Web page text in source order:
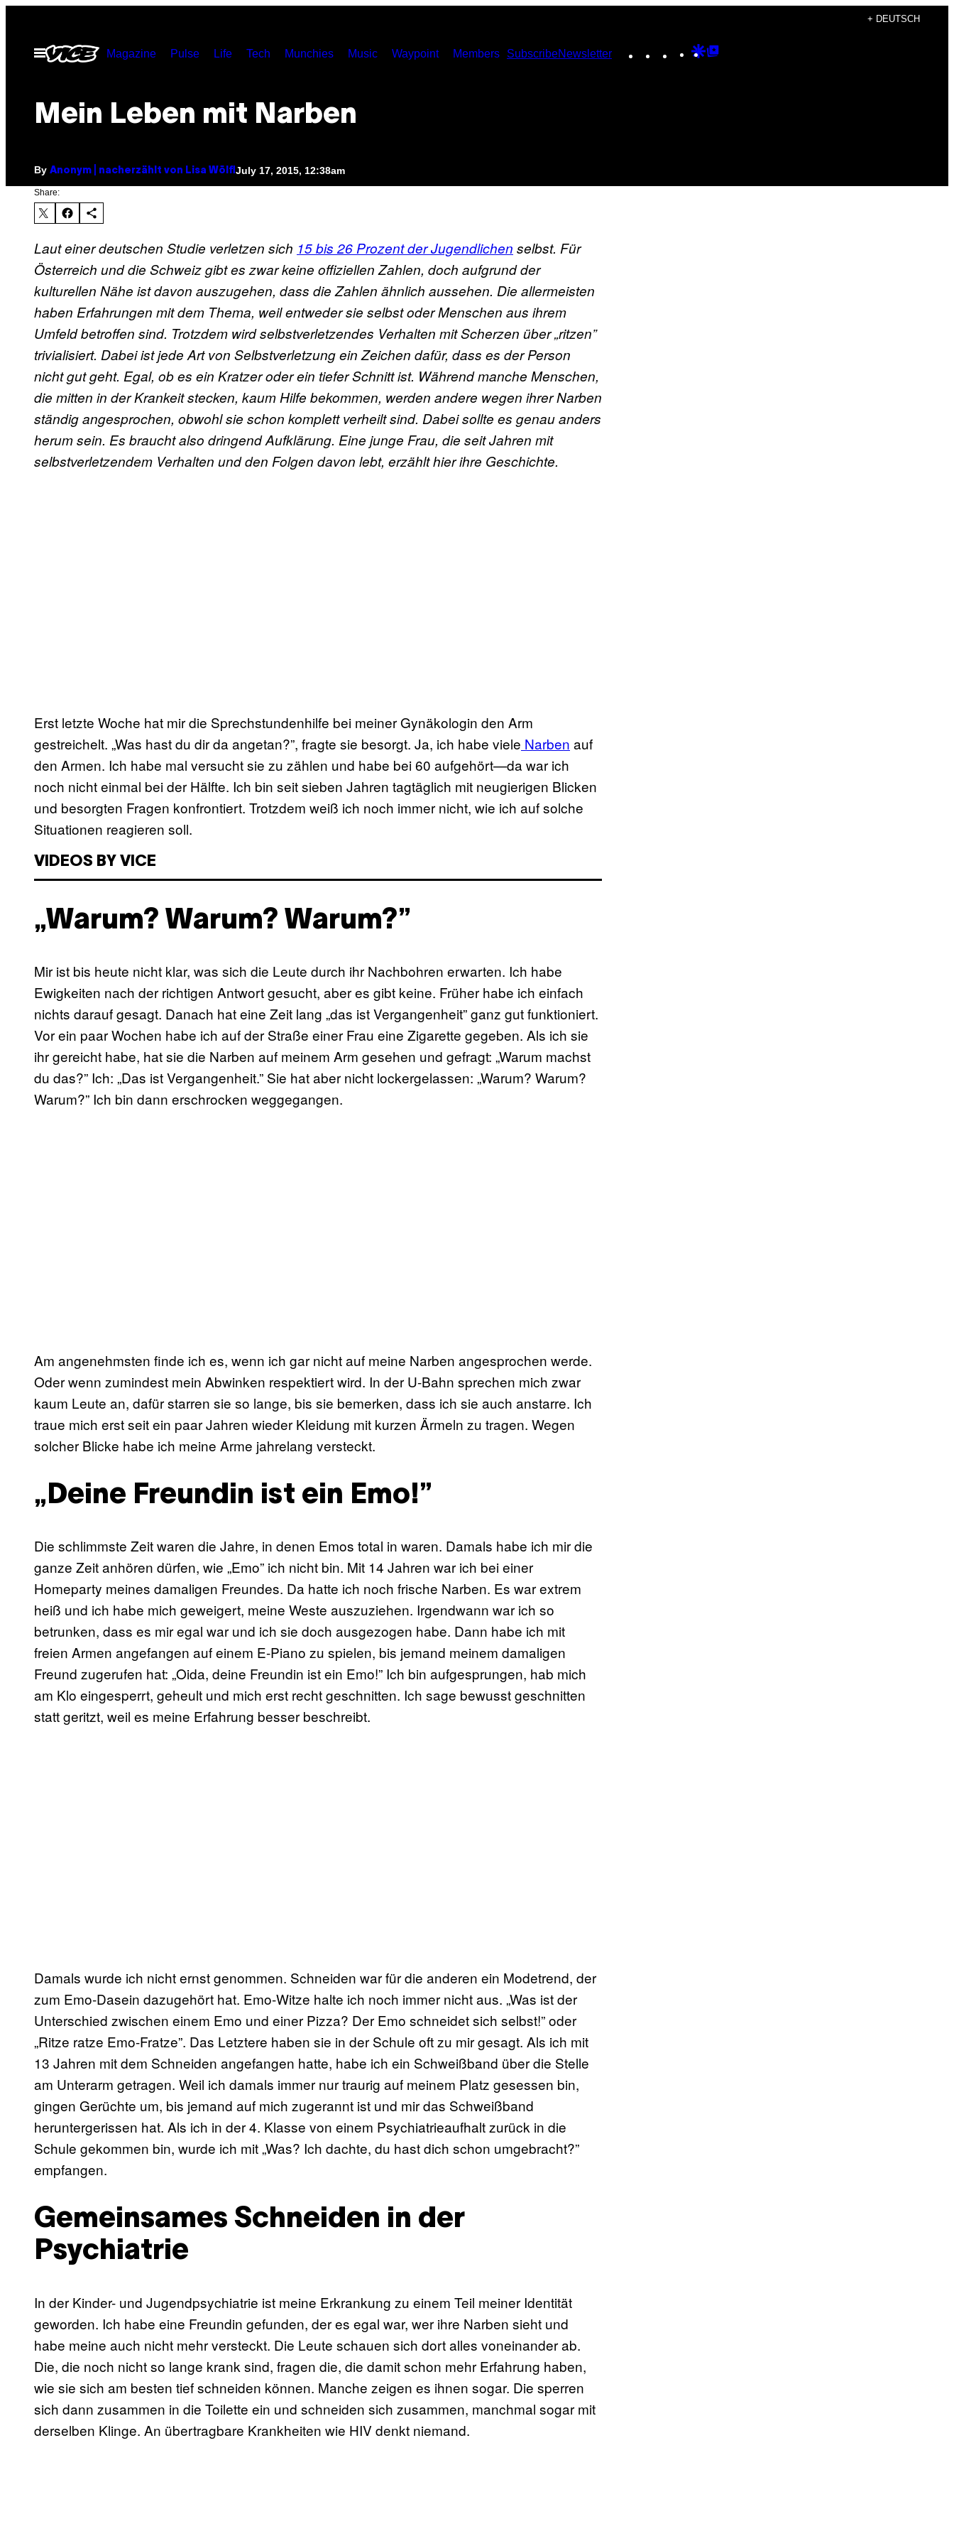
content
+ DEUTSCH
Open
Menu
Magazine Pulse Life Tech Munchies Music Waypoint Members SubscribeNewsletter Instagram
TikTokYouTube
Google
Mein Leben mit Narben
By Anonym | nacherzählt von Lisa Wölfl July 17, 2015, 12:38am
Share:
Laut einer deutschen Studie verletzen sich 15 bis 26 Prozent der Jugendlichen selbst. Für
Österreich und die Schweiz gibt es zwar keine offiziellen Zahlen, doch aufgrund der
kulturellen Nähe ist davon auszugehen, dass die Zahlen ähnlich aussehen. Die allermeisten
haben Erfahrungen mit dem Thema, weil entweder sie selbst oder Menschen aus ihrem
Umfeld betroffen sind. Trotzdem wird selbstverletzendes Verhalten mit Scherzen über „ritzen”
trivialisiert. Dabei ist jede Art von Selbstverletzung ein Zeichen dafür, dass es der Person
nicht gut geht. Egal, ob es ein Kratzer oder ein tiefer Schnittist. Während manche Menschen,
die mitten in der Krankeit stecken, kaum Hilfe bekommen, werden andere wegen ihrer Narben
ständig angesprochen, obwohl sie schon komplett verheilt sind. Dabei sollte es genau anders
herum sein. Es braucht also dringend Aufklärung. Eine junge Frau, die seit Jahren mit
selbstverletzendem Verhalten und den Folgen davon lebt, erzählt hier ihre Geschichte.
Erst letzte Woche hat mir die Sprechstundenhilfe bei meiner Gynäkologin den Arm
gestreichelt. „Was hast du dir da angetan?”, fragte sie besorgt. Ja, ich habe viele Narben auf
den Armen. Ich habe mal versucht sie zu zählen und habe bei 60 aufgehört—da war ich
noch nicht einmal bei der Hälfte. Ich bin seit sieben Jahren tagtäglich mit neugierigen Blicken
und besorgten Fragen konfrontiert. Trotzdem weiß ich noch immer nicht, wie ich auf solche
Situationen reagieren soll.
VIDEOS BY VICE
„Warum? Warum? Warum?”
Mir ist bis heute nicht klar, was sich die Leute durch ihr Nachbohren erwarten. Ich habe
Ewigkeiten nach der richtigen Antwort gesucht, aber es gibt keine. Früher habe ich einfach
nichts darauf gesagt. Danach hat eine Zeit lang „das ist Vergangenheit” ganz gut funktioniert.
Vor ein paar Wochen habe ich auf der Straße einer Frau eine Zigarette gegeben. Als ich sie
ihr gereicht habe, hat sie die Narben auf meinem Arm gesehen und gefragt: „Warum machst
du das?” Ich: „Das ist Vergangenheit.” Sie hat aber nicht lockergelassen: „Warum? Warum?
Warum?” Ich bin dann erschrocken weggegangen.
Am angenehmsten finde ich es, wenn ich gar nicht auf meine Narben angesprochen werde.
Oder wenn zumindest mein Abwinken respektiert wird. In der U-Bahn sprechen mich zwar
kaum Leute an, dafür starren sie so lange, bis sie bemerken, dass ich sie auch anstarre. Ich
traue mich erst seit ein paar Jahren wieder Kleidung mit kurzen Ärmeln zu tragen. Wegen
solcher Blicke habe ich meine Arme jahrelang versteckt.
„Deine Freundin ist ein Emo!”
Die schlimmste Zeit waren die Jahre, in denen Emos total in waren. Damals habe ich mir die
ganze Zeit anhören dürfen, wie „Emo” ich nicht bin. Mit 14 Jahren war ich bei einer
Homeparty meines damaligen Freundes. Da hatte ich noch frische Narben. Es war extrem
heiß und ich habe mich geweigert, meine Weste auszuziehen. Irgendwann war ich so
betrunken, dass es mir egal war und ich sie doch ausgezogen habe. Dann habe ich mit
freien Armen angefangen auf einem E-Piano zu spielen, bis jemand meinem damaligen
Freund zugerufen hat: „Oida, deine Freundin ist ein Emo!” Ich bin aufgesprungen, hab mich
am Klo eingesperrt, geheult und mich erst recht geschnitten. Ich sage bewusst geschnitten
statt geritzt, weil es meine Erfahrung besser beschreibt.
Damals wurde ich nicht ernst genommen. Schneiden war für die anderen ein Modetrend, der
zum Emo-Dasein dazugehört hat. Emo-Witze halte ich noch immer nicht aus. „Was ist der
Unterschied zwischen einem Emo und einer Pizza? Der Emo schneidet sich selbst!” oder
„Ritze ratze Emo-Fratze”. Das Letztere haben sie in der Schule oft zu mir gesagt. Als ich mit
13 Jahren mit dem Schneiden angefangen hatte, habe ich ein Schweißband über die Stelle
am Unterarm getragen. Weil ich damals immer nur traurig auf meinem Platz gesessen bin,
gingen Gerüchte um, bis jemand auf mich zugerannt ist und mir das Schweißband
heruntergerissen hat. Als ich in der 4. Klasse von einem Psychiatrieaufhalt zurück in die
Schule gekommen bin, wurde ich mit „Was? Ich dachte, du hast dich schon umgebracht?”
empfangen.
Gemeinsames Schneiden in der
Psychiatrie
In der Kinder- und Jugendpsychiatrie ist meine Erkrankung zu einem Teil meiner Identität
geworden. Ich habe eine Freundin gefunden, der es egal war, wer ihre Narben sieht und
habe meine auch nicht mehr versteckt. Die Leute schauen sich dort alles voneinander ab.
Die, die noch nicht so lange krank sind, fragen die, die damit schon mehr Erfahrung haben,
wie sie sich am besten tief schneiden können. Manche zeigen es ihnen sogar. Die sperren
sich dann zusammen in die Toilette ein und schneiden sich zusammen, manchmal sogar mit
derselben Klinge. An übertragbare Krankheiten wie HIV denkt niemand.